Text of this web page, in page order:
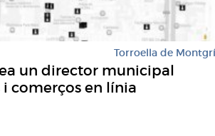
Torroella de Montgrí
un director municipal
comerços en línia